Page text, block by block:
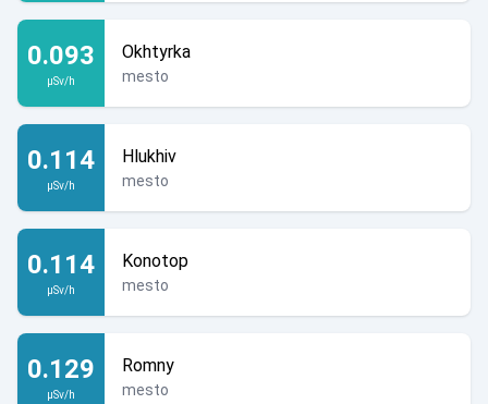
0.093
µSv/h
Okhtyrka
mesto
0.114
µSv/h
Hlukhiv
mesto
0.114
µSv/h
Konotop
mesto
0.129
µSv/h
Romny
mesto